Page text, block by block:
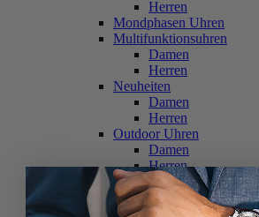
Herren
Mondphasen Uhren
Multifunktionsuhren
Damen
Herren
Neuheiten
Damen
Herren
Outdoor Uhren
Damen
Herren
Schweizer Uhren
Damen
Herren